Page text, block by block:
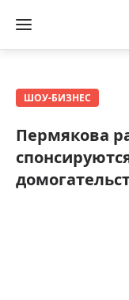
ШОУ-БИЗНЕС
Пермякова